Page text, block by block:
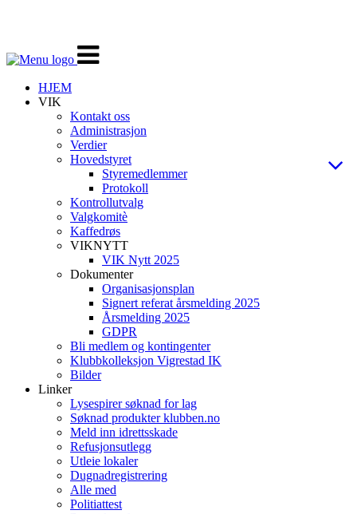
Veksle
navigasjon
HJEM
VIK
Kontakt oss
Administrasjon
Verdier
Hovedstyret
Styremedlemmer
Protokoll
Kontrollutvalg
Valgkomitè
Kaffedrøs
VIKNYTT
VIK Nytt 2025
Dokumenter
Organisasjonsplan
Signert referat årsmelding 2025
Årsmelding 2025
GDPR
Bli medlem og kontingenter
Klubbkolleksjon Vigrestad IK
Bilder
Linker
Lysespirer søknad for lag
Søknad produkter klubben.no
Meld inn idrettsskade
Refusjonsutlegg
Utleie lokaler
Dugnadregistrering
Alle med
Politiattest